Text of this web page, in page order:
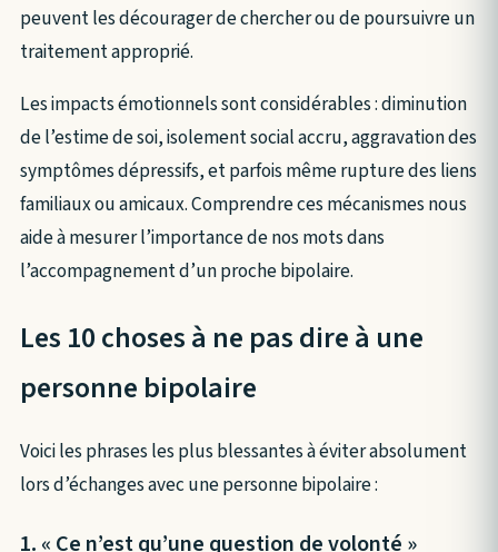
peuvent les décourager de chercher ou de poursuivre un
traitement approprié.
Les impacts émotionnels sont considérables : diminution
de l’estime de soi, isolement social accru, aggravation des
symptômes dépressifs, et parfois même rupture des liens
familiaux ou amicaux. Comprendre ces mécanismes nous
aide à mesurer l’importance de nos mots dans
l’accompagnement d’un proche bipolaire.
Les 10 choses à ne pas dire à une
personne bipolaire
Voici les phrases les plus blessantes à éviter absolument
lors d’échanges avec une personne bipolaire :
1. « Ce n’est qu’une question de volonté »